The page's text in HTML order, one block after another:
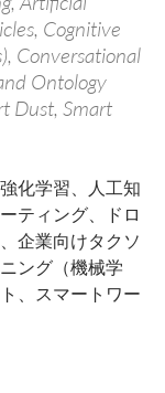
Cognitive
Conversational
Ontology
Dust, Smart
化学習、人工知
ティング、ドロ
企業向けタクソ
ング（機械学
、スマートワー